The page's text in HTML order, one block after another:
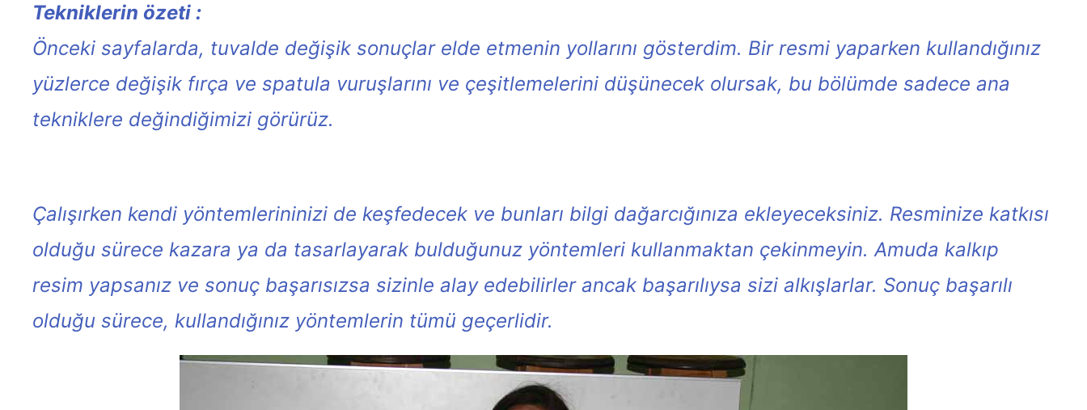
Tekniklerin özeti :
Önceki sayfalarda, tuvalde değişik sonuçlar elde etmenin yollarını gösterdim. Bir resmi yaparken kullandığınız
yüzlerce değişik fırça ve spatula vuruşlarını ve çeşitlemelerini düşünecek olursak, bu bölümde sadece ana
tekniklere değindiğimizi görürüz.
Çalışırken kendi yöntemlerininizi de keşfedecek ve bunları bilgi dağarcığınıza ekleyeceksiniz. Resminize katkısı
olduğu sürece kazara ya da tasarlayarak bulduğunuz yöntemleri kullanmaktan çekinmeyin. Amuda kalkıp
resim yapsanız ve sonuç başarısızsa sizinle alay edebilirler ancak başarılıysa sizi alkışlarlar. Sonuç başarılı
olduğu sürece, kullandığınız yöntemlerin tümü geçerlidir.